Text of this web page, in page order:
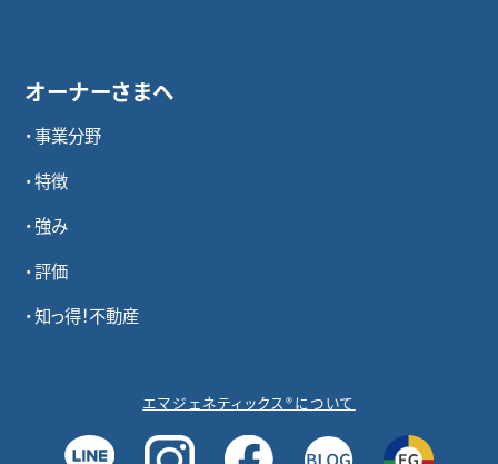
オーナーさまへ
事業分野
特徴
強み
評価
知っ得！不動産
エマジェネティックス®について